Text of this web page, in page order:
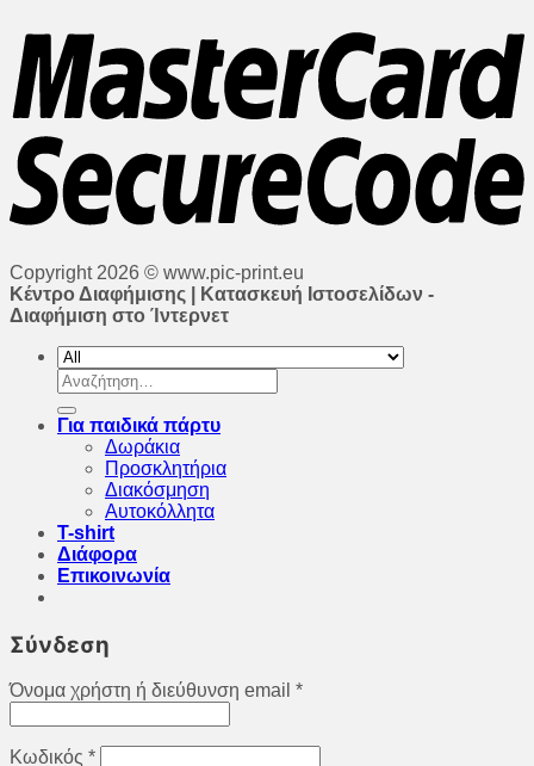
Copyright 2026 © www.pic-print.eu
Κέντρο Διαφήμισης | Κατασκευή Ιστοσελίδων -
Διαφήμιση στο Ίντερνετ
Αναζήτηση
για:
Για παιδικά πάρτυ
Δωράκια
Προσκλητήρια
Διακόσμηση
Αυτοκόλλητα
T-shirt
Διάφορα
Επικοινωνία
Σύνδεση
Όνομα χρήστη ή διεύθυνση email *
Κωδικός *